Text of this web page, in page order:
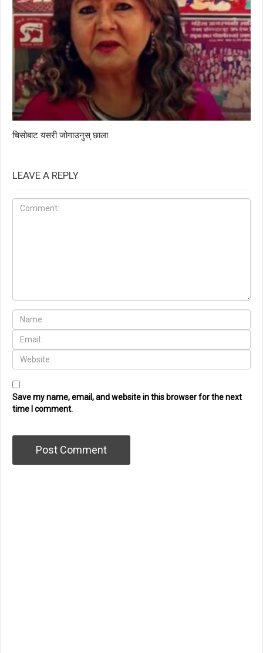
चिसोबाट यसरी जोगाउनुस् छाला
LEAVE A REPLY
Save my name, email, and website in this browser for the next
time I comment.